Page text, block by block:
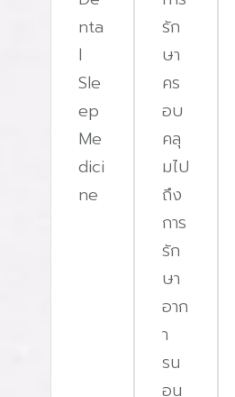
การทดสอบตลอดคืนสำหรับการ
หน้าที่เฝ้าดูในห้องควบคุมเพื่อ
ในขณะที่การตรวจระดับที่ 2 จะ
การตรวจจะนอนหลับอย่างต่อ
การเตรียมตัวก่อนการตรวจส
ที่ใส่นอนตามปกติทุกคืนหลีกเลี่
เครื่องดื่มแอลกอฮอล์ในวันที่ต
กำลังกายหนักในช่วงบ่ายในวัน
คุณมีการใช้ยารักษาโรคประจำ
สิ้นในช่วงเช้า ผู้รับการตรวจส
เจ้าหน้าที่จะนำข้อมูลที่ได้รับไปวิ
ทางเพื่อให้ผลลัพธ์ที่แม่นยำตร
VitalSleep Clinic สะดวก ป
nta
l
Sle
ep
Me
dici
ne
รัก
ษา
คร
อบ
คลุ
มไป
ถึง
การ
รัก
ษา
อาก
า
รน
อน